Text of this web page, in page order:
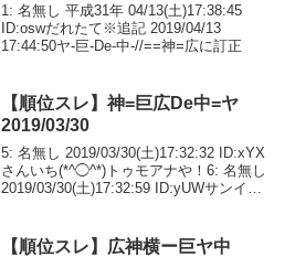
1: 名無し 平成31年 04/13(土)17:38:45
ID:oswだれたて※追記 2019/04/13
17:44:50ヤ-巨-De-中-//==神=広に訂正
【順位スレ】神=巨広De中=ヤ
2019/03/30
5: 名無し 2019/03/30(土)17:32:32 ID:xYX
さんいち(*^◯^*)トゥモアナや！6: 名無し
2019/03/30(土)17:32:59 ID:yUWサンイチ
【順位スレ】広神横ー巨ヤ中